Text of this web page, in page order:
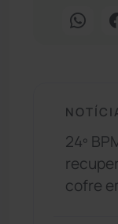
24º
cofre